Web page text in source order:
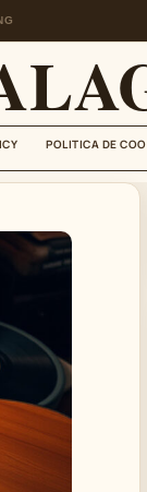
POLITICA DE